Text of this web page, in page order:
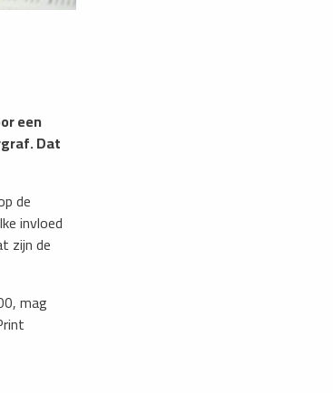
een
Dat
de
invloed
zijn de
mag